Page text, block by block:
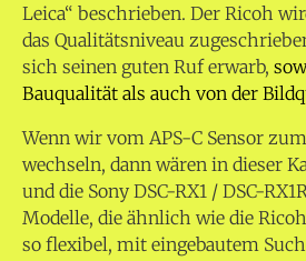
Leica“ beschrieben. Der Ricoh
das Qualitätsniveau
sich seinen guten Ruf erwarb,
Bauqualität als auch von der
Wenn wir vom APS-C Sensor
wechseln, dann wären in dieser
und die Sony DSC-RX1 / DSC-
Modelle, die ähnlich wie die
so flexibel, mit eingebautem